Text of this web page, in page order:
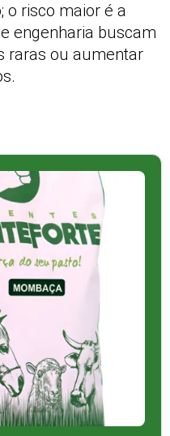
o risco maior é a
engenharia buscam
raras ou aumentar